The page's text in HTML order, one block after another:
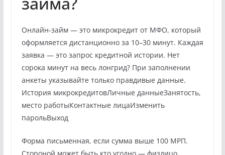
Онлайн-займ — это микрокредит от МФО, который
оформляется дистанционно за 10–30 минут. Каждая
заявка — это запрос кредитной истории. Нет
сорока минут на весь лонгрид? При заполнении
анкеты указывайте только правдивые данные.
История микрокредитовЛичные данныеЗанятость,
место работыКонтактные лицаИзменить
парольВыход
Форма письменная, если сумма выше 100 МРП.